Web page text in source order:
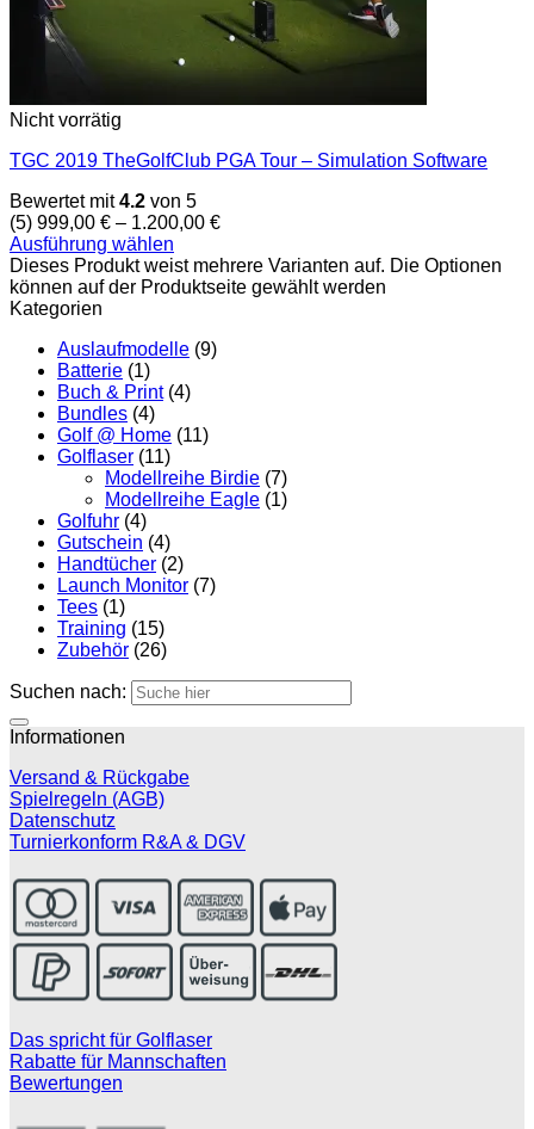
Nicht vorrätig
TGC 2019 TheGolfClub PGA Tour – Simulation Software
Bewertet mit4.2 von 5
(5) 999,00 € – 1.200,00 €
Ausführung wählen
Dieses Produkt weist mehrere Varianten auf. Die Optionen
können auf der Produktseite gewählt werden
Kategorien
Auslaufmodelle (9)
Batterie (1)
Buch & Print (4)
Bundles (4)
Golf @ Home (11)
Golflaser (11)
Modellreihe Birdie (7)
Modellreihe Eagle (1)
Golfuhr (4)
Gutschein (4)
Handtücher (2)
Launch Monitor (7)
Tees (1)
Training (15)
Zubehör (26)
Suchen nach:
Informationen
Versand & Rückgabe
Spielregeln (AGB)
Datenschutz
Turnierkonform R&A & DGV
Das spricht für Golflaser
Rabatte für Mannschaften
Bewertungen